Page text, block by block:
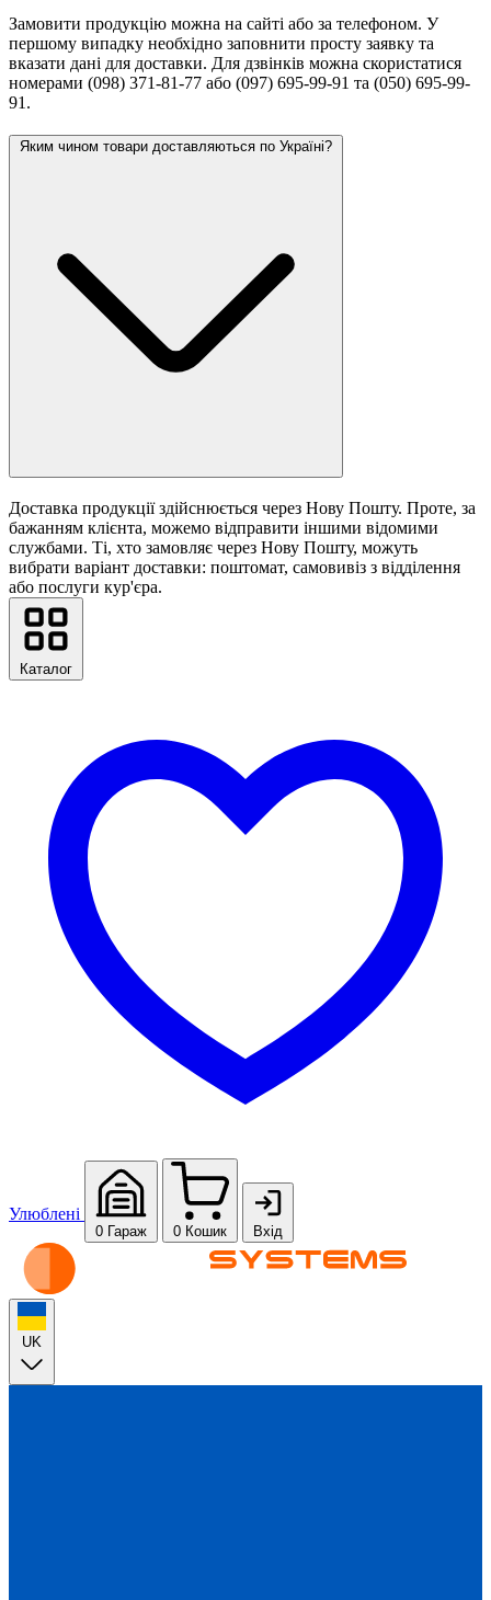
Замовити продукцію можна на сайті або за телефоном. У
першому випадку необхідно заповнити просту заявку та
вказати дані для доставки. Для дзвінків можна скористатися
номерами (098) 371-81-77 або (097) 695-99-91 та (050) 695-99-
91.
Яким чином товари доставляються по Україні?
Доставка продукції здійснюється через Нову Пошту. Проте, за
бажанням клієнта, можемо відправити іншими відомими
службами. Ті, хто замовляє через Нову Пошту, можуть
вибрати варіант доставки: поштомат, самовивіз з відділення
або послуги кур'єра.
Каталог
Улюблені
0 Гараж 0 Кошик Вхід